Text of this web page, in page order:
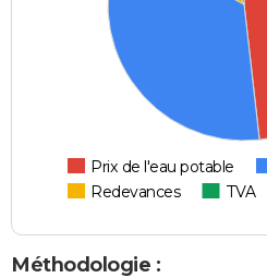
Prix de l'eau potable
Redevances
TVA
Méthodologie :